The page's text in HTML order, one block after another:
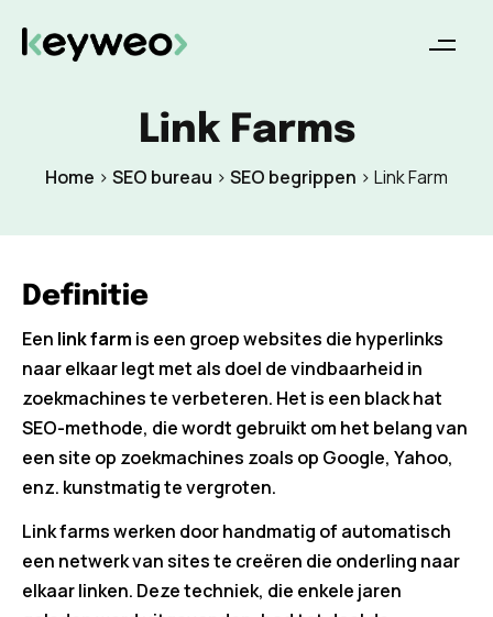
Link Farms
Home > SEO bureau > SEO begrippen > Link Farm
Definitie
Een link farm is een groep websites die hyperlinks
naar elkaar legt met als doel de vindbaarheid in
zoekmachines te verbeteren. Het is een black hat
SEO-methode, die wordt gebruikt om het belang van
een site op zoekmachines zoals op Google, Yahoo,
enz. kunstmatig te vergroten.
Link farms werken door handmatig of automatisch
een netwerk van sites te creëren die onderling naar
elkaar linken. Deze techniek, die enkele jaren